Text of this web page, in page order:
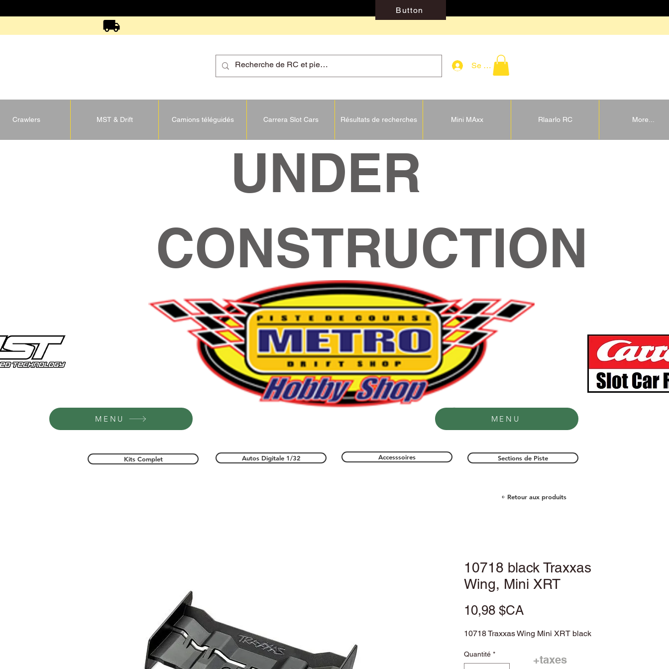
Button
Se connecter
Crawlers MST & Drift Camions téléguidés Carrera Slot Cars Résultats de recherches Mini MAxx Rlaarlo RC More...
UNDER
CONSTRUCTION
MENU MENU
Kits Complet Autos Digitale 1/32 Accesssoires Sections de Piste
10718 black Traxxas
Wing, Mini XRT
10,98 $CAPrix
10718 Traxxas Wing Mini XRT black
Quantité * +taxes
￩ Retour aux produits